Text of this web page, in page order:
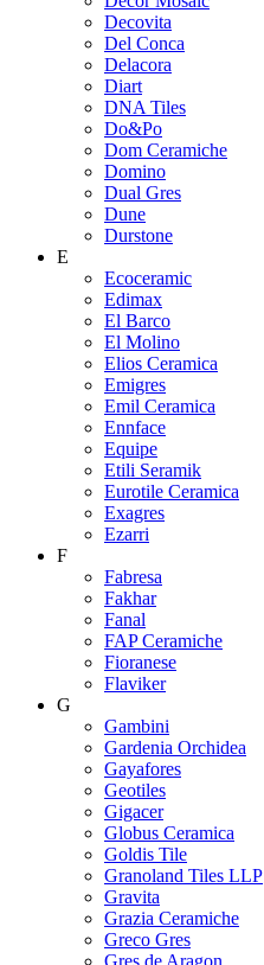
Decovita
Del Conca
Delacora
Diart
DNA Tiles
Do&Po
Dom Ceramiche
Domino
Dual Gres
Dune
Durstone
E
Ecoceramic
Edimax
El Barco
El Molino
Elios Ceramica
Emigres
Emil Ceramica
Ennface
Equipe
Etili Seramik
Eurotile Ceramica
Exagres
Ezarri
F
Fabresa
Fakhar
Fanal
FAP Ceramiche
Fioranese
Flaviker
G
Gambini
Gardenia Orchidea
Gayafores
Geotiles
Gigacer
Globus Ceramica
Goldis Tile
Granoland Tiles LLP
Gravita
Grazia Ceramiche
Greco Gres
Gres de Aragon